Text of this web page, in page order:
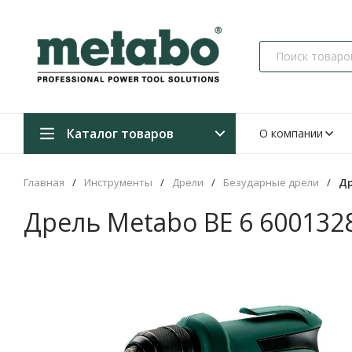
Каталог товаров О компании
Главная / Инструменты / Дрели / Безударные дрели /
Дрель Metabo BE 6